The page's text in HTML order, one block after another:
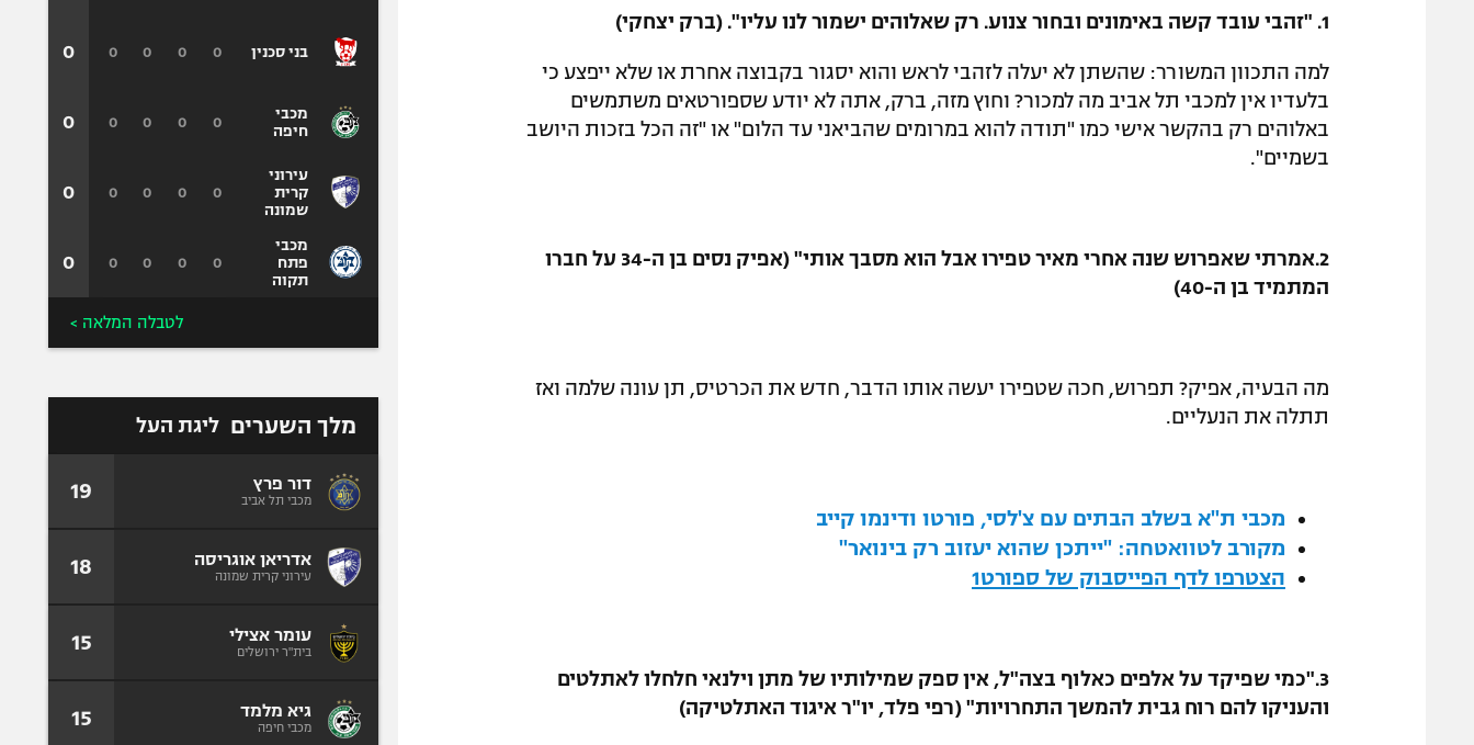
1. "זהבי עובד קשה באימונים ובחור צנוע. רק שאלוהים ישמור לנו עליו". (ברק יצחקי)
למה התכוון המשורר: שהשתן לא יעלה לזהבי לראש והוא יסגור בקבוצה אחרת או שלא ייפצע כי
בלעדיו אין למכבי תל אביב מה למכור? וחוץ מזה, ברק, אתה לא יודע שספורטאים משתמשים
באלוהים רק בהקשר אישי כמו "תודה להוא במרומים שהביאני עד הלום" או "זה הכל בזכות היושב
בשמיים".
2.אמרתי שאפרוש שנה אחרי מאיר טפירו אבל הוא מסבך אותי" (אפיק נסים בן ה-34 על חברו
המתמיד בן ה-40)
מה הבעיה, אפיק? תפרוש, חכה שטפירו יעשה אותו הדבר, חדש את הכרטיס, תן עונה שלמה ואז
תתלה את הנעליים.
מכבי ת"א בשלב הבתים עם צ'לסי, פורטו ודינמו קייב
מקורב לטוואטחה: "ייתכן שהוא יעזוב רק בינואר"
הצטרפו לדף הפייסבוק של ספורט1
3."כמי שפיקד על אלפים כאלוף בצה"ל, אין ספק שמילותיו של מתן וילנאי חלחלו לאתלטים
והעניקו להם רוח גבית להמשך התחרויות" (רפי פלד, יו"ר איגוד האתלטיקה)
בני סכנין
מכבי
חיפה
עירוני
קרית
שמונה
מכבי
פתח
תקוה
0
0
0
0
0
0
0
0
0
0
0
0
0
0
0
0
0
0
0
0
לטבלה המלאה >
מלך השערים ליגת העל
דור פרץ
מכבי תל אביב 19
אדריאן אוגריסה
עירוני קרית שמונה 18
עומר אצילי
בית"ר ירושלים 15
גיא מלמד
מכבי חיפה 15